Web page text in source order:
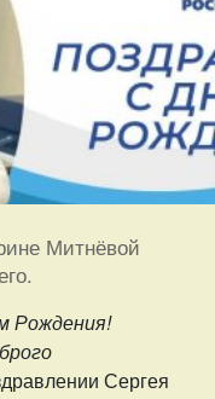
Митнёвой
Рождения!
Сергея